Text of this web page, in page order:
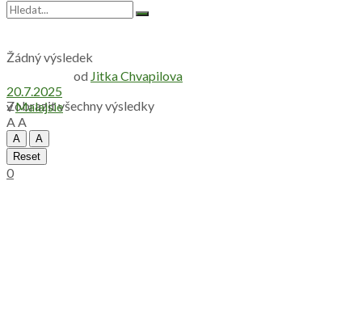
Žádný výsledek
Zobrazit všechny výsledky
od Jitka Chvapilova
20.7.2025
vMalajsie
AA
A
A
Reset
0